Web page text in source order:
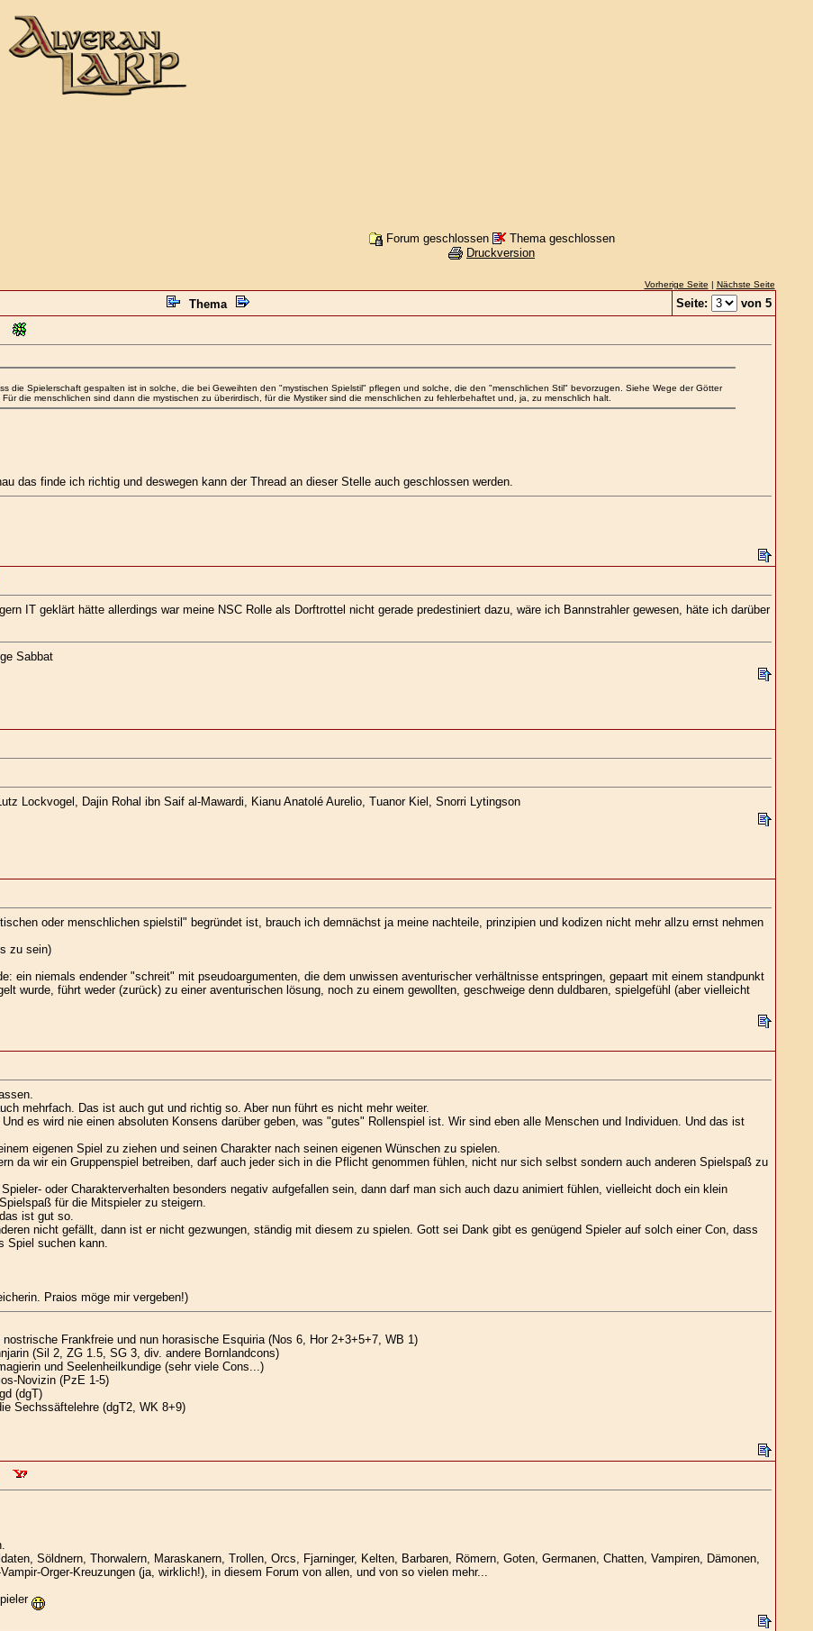
Forum geschlossen
Thema geschlossen
Druckversion
Vorherige Seite | Nächste Seite
Thema Seite:
von 5
die Spielerschaft gespalten ist in solche, die bei Geweihten den "mystischen Spielstil" pflegen und solche, die den "menschlichen Stil" bevorzugen. Siehe Wege der Götter
die menschlichen sind dann die mystischen zu überirdisch, für die Mystiker sind die menschlichen zu fehlerbehaftet und, ja, zu menschlich halt.
das finde ich richtig und deswegen kann der Thread an dieser Stelle auch geschlossen werden.
IT geklärt hätte allerdings war meine NSC Rolle als Dorftrottel nicht gerade predestiniert dazu, wäre ich Bannstrahler gewesen, häte ich darüber
Sabbat
Lockvogel, Dajin Rohal ibn Saif al-Mawardi, Kianu Anatolé Aurelio, Tuanor Kiel, Snorri Lytingson
oder menschlichen spielstil" begründet ist, brauch ich demnächst ja meine nachteile, prinzipien und kodizen nicht mehr allzu ernst nehmen
zu sein)
ein niemals endender "schreit" mit pseudoargumenten, die dem unwissen aventurischer verhältnisse entspringen, gepaart mit einem standpunkt
wurde, führt weder (zurück) zu einer aventurischen lösung, noch zu einem gewollten, geschweige denn duldbaren, spielgefühl (aber vielleicht
mehrfach. Das ist auch gut und richtig so. Aber nun führt es nicht mehr weiter.
es wird nie einen absoluten Konsens darüber geben, was "gutes" Rollenspiel ist. Wir sind eben alle Menschen und Individuen. Und das ist
eigenen Spiel zu ziehen und seinen Charakter nach seinen eigenen Wünschen zu spielen.
da wir ein Gruppenspiel betreiben, darf auch jeder sich in die Pflicht genommen fühlen, nicht nur sich selbst sondern auch anderen Spielspaß zu
oder Charakterverhalten besonders negativ aufgefallen sein, dann darf man sich auch dazu animiert fühlen, vielleicht doch ein klein
für die Mitspieler zu steigern.
ist gut so.
nicht gefällt, dann ist er nicht gezwungen, ständig mit diesem zu spielen. Gott sei Dank gibt es genügend Spieler auf solch einer Con, dass
Spiel suchen kann.
Praios möge mir vergeben!)
Frankfreie und nun horasische Esquiria (Nos 6, Hor 2+3+5+7, WB 1)
(Sil 2, ZG 1.5, SG 3, div. andere Bornlandcons)
und Seelenheilkundige (sehr viele Cons...)
Novizin (PzE 1-5)
(dgT)
Sechssäftelehre (dgT2, WK 8+9)
Söldnern, Thorwalern, Maraskanern, Trollen, Orcs, Fjarninger, Kelten, Barbaren, Römern, Goten, Germanen, Chatten, Vampiren, Dämonen,
Orger-Kreuzungen (ja, wirklich!), in diesem Forum von allen, und von so vielen mehr...